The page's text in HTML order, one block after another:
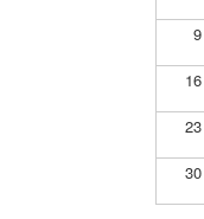
9
16
23
30